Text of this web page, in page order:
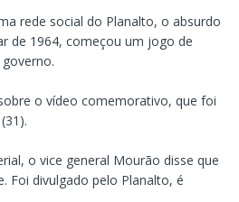
rede social do Planalto, o absurdo
de 1964, começou um jogo de
o vídeo comemorativo, que foi
o vice general Mourão disse que
Foi divulgado pelo Planalto, é